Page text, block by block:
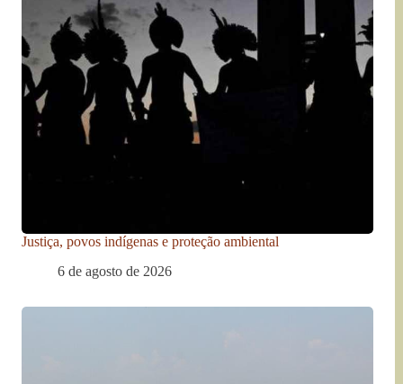
Justiça, povos indígenas e proteção ambiental
6 de agosto de 2026